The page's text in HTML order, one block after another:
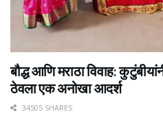
बौद्ध आणि मराठा विवाह:
ठेवला एक अनोखा आदर्श
34505 SHARES